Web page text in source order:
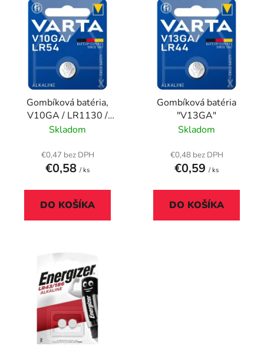
Gombíková batéria,
V10GA / LR1130 /
LR54 / 189, 1 ks,
Skladom
€0,47 bez DPH
€0,58 / ks
DO KOŠÍKA
Gombíková batéria
"V13GA"
Skladom
€0,48 bez DPH
€0,59 / ks
DO KOŠÍKA